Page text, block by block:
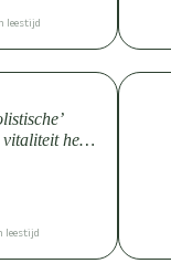
leestijd
het
leestijd